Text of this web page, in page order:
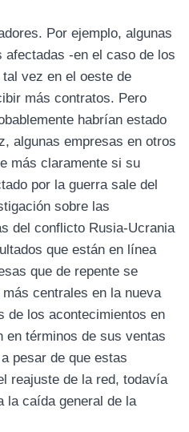
Por ejemplo, algunas
afectadas -en el caso de los
vez en el oeste de
más contratos. Pero
habrían estado
algunas empresas en otros
más claramente si su
por la guerra sale del
sobre las
del conflicto Rusia-Ucrania
que están en línea
que de repente se
centrales en la nueva
de los acontecimientos en
en términos de sus ventas
pesar de que estas
reajuste de la red, todavía
la caída general de la